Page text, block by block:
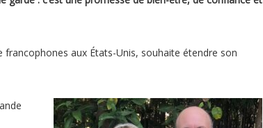
aux États-Unis, souhaite étendre son